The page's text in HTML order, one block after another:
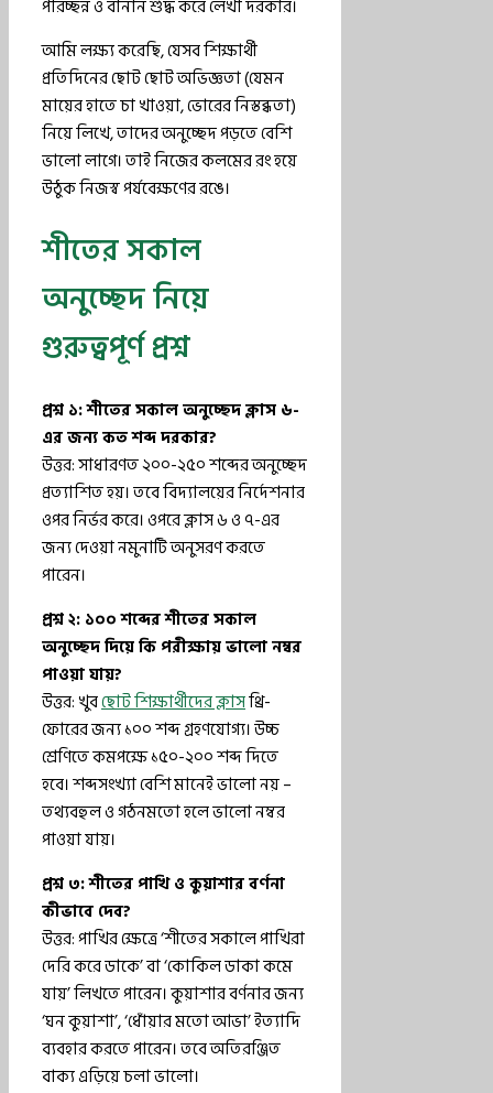
পরিচ্ছন্ন ও বানান শুদ্ধ করে লেখা দরকার।
আমি লক্ষ্য করেছি, যেসব শিক্ষার্থী
প্রতিদিনের ছোট ছোট অভিজ্ঞতা (যেমন
মায়ের হাতে চা খাওয়া, ভোরের নিস্তব্ধতা)
নিয়ে লিখে, তাদের অনুচ্ছেদ পড়তে বেশি
ভালো লাগে। তাই নিজের কলমের রং হয়ে
উঠুক নিজস্ব পর্যবেক্ষণের রঙে।
শীতের সকাল
অনুচ্ছেদ নিয়ে
গুরুত্বপূর্ণ প্রশ্ন
প্রশ্ন ১: শীতের সকাল অনুচ্ছেদ ক্লাস ৬-
এর জন্য কত শব্দ দরকার?
উত্তর: সাধারণত ২০০-২৫০ শব্দের অনুচ্ছেদ
প্রত্যাশিত হয়। তবে বিদ্যালয়ের নির্দেশনার
ওপর নির্ভর করে। ওপরে ক্লাস ৬ ও ৭-এর
জন্য দেওয়া নমুনাটি অনুসরণ করতে
পারেন।
প্রশ্ন ২: ১০০ শব্দের শীতের সকাল
অনুচ্ছেদ দিয়ে কি পরীক্ষায় ভালো নম্বর
পাওয়া যায়?
উত্তর: খুবছোট শিক্ষার্থীদের ক্লাসথ্রি-
ফোরের জন্য ১০০ শব্দ গ্রহণযোগ্য। উচ্চ
শ্রেণিতে কমপক্ষে ১৫০-২০০ শব্দ দিতে
হবে। শব্দসংখ্যা বেশি মানেই ভালো নয় –
তথ্যবহুল ও গঠনমতো হলে ভালো নম্বর
পাওয়া যায়।
প্রশ্ন ৩: শীতের পাখি ও কুয়াশার বর্ণনা
কীভাবে দেব?
উত্তর: পাখির ক্ষেত্রে ‘শীতের সকালে পাখিরা
দেরি করে ডাকে’ বা ‘কোকিল ডাকা কমে
যায়’ লিখতে পারেন। কুয়াশার বর্ণনার জন্য
‘ঘন কুয়াশা’, ‘ধোঁয়ার মতো আভা’ ইত্যাদি
ব্যবহার করতে পারেন। তবে অতিরঞ্জিত
বাক্য এড়িয়ে চলা ভালো।